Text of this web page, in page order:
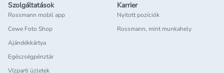
Szolgáltatások
Rossmann mobil app
Cewe Foto Shop
Ajándékkártya
Egészségpénztár
Vízparti üzletek
Karrier
Nyitott pozíciók
Rossmann, mint munkahely